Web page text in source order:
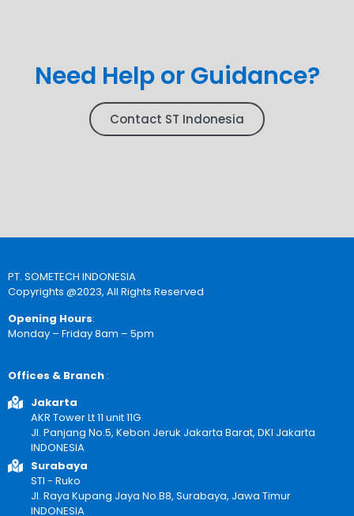
Need Help or Guidance?
Contact ST Indonesia
PT. SOMETECH INDONESIA
Copyrights @2023, All Rights Reserved
Opening Hours:
Monday – Friday 8am – 5pm
Offices & Branch :
Jakarta
AKR Tower Lt 11 unit 11G
Jl. Panjang No.5, Kebon Jeruk Jakarta Barat, DKI Jakarta
INDONESIA
Surabaya
STI - Ruko
Jl. Raya Kupang Jaya No.B8, Surabaya, Jawa Timur
INDONESIA